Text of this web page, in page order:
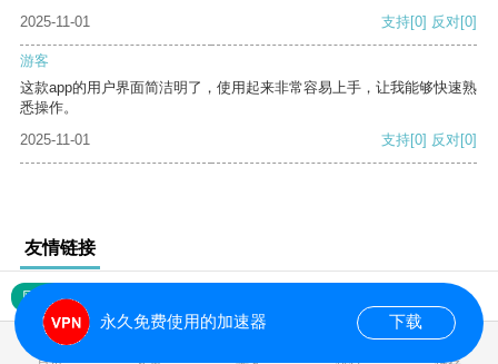
2025-11-01 支持[0] 反对[0]
游客
这款app的用户界面简洁明了，使用起来非常容易上手，让我能够快速熟
悉操作。
2025-11-01
支持[0] 反对[0]
友情链接
网站地图
永久免费使用的加速器 下载